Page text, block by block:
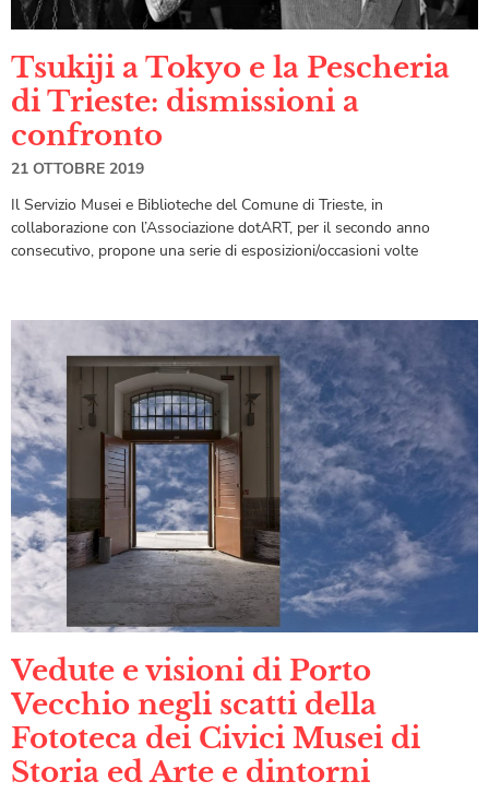
Tsukiji a Tokyo e la Pescheria
di Trieste: dismissioni a
confronto
21 OTTOBRE 2019
Il Servizio Musei e Biblioteche del Comune di Trieste, in
collaborazione con l’Associazione dotART, per il secondo anno
consecutivo, propone una serie di esposizioni/occasioni volte
Vedute e visioni di Porto
Vecchio negli scatti della
Fototeca dei Civici Musei di
Storia ed Arte e dintorni